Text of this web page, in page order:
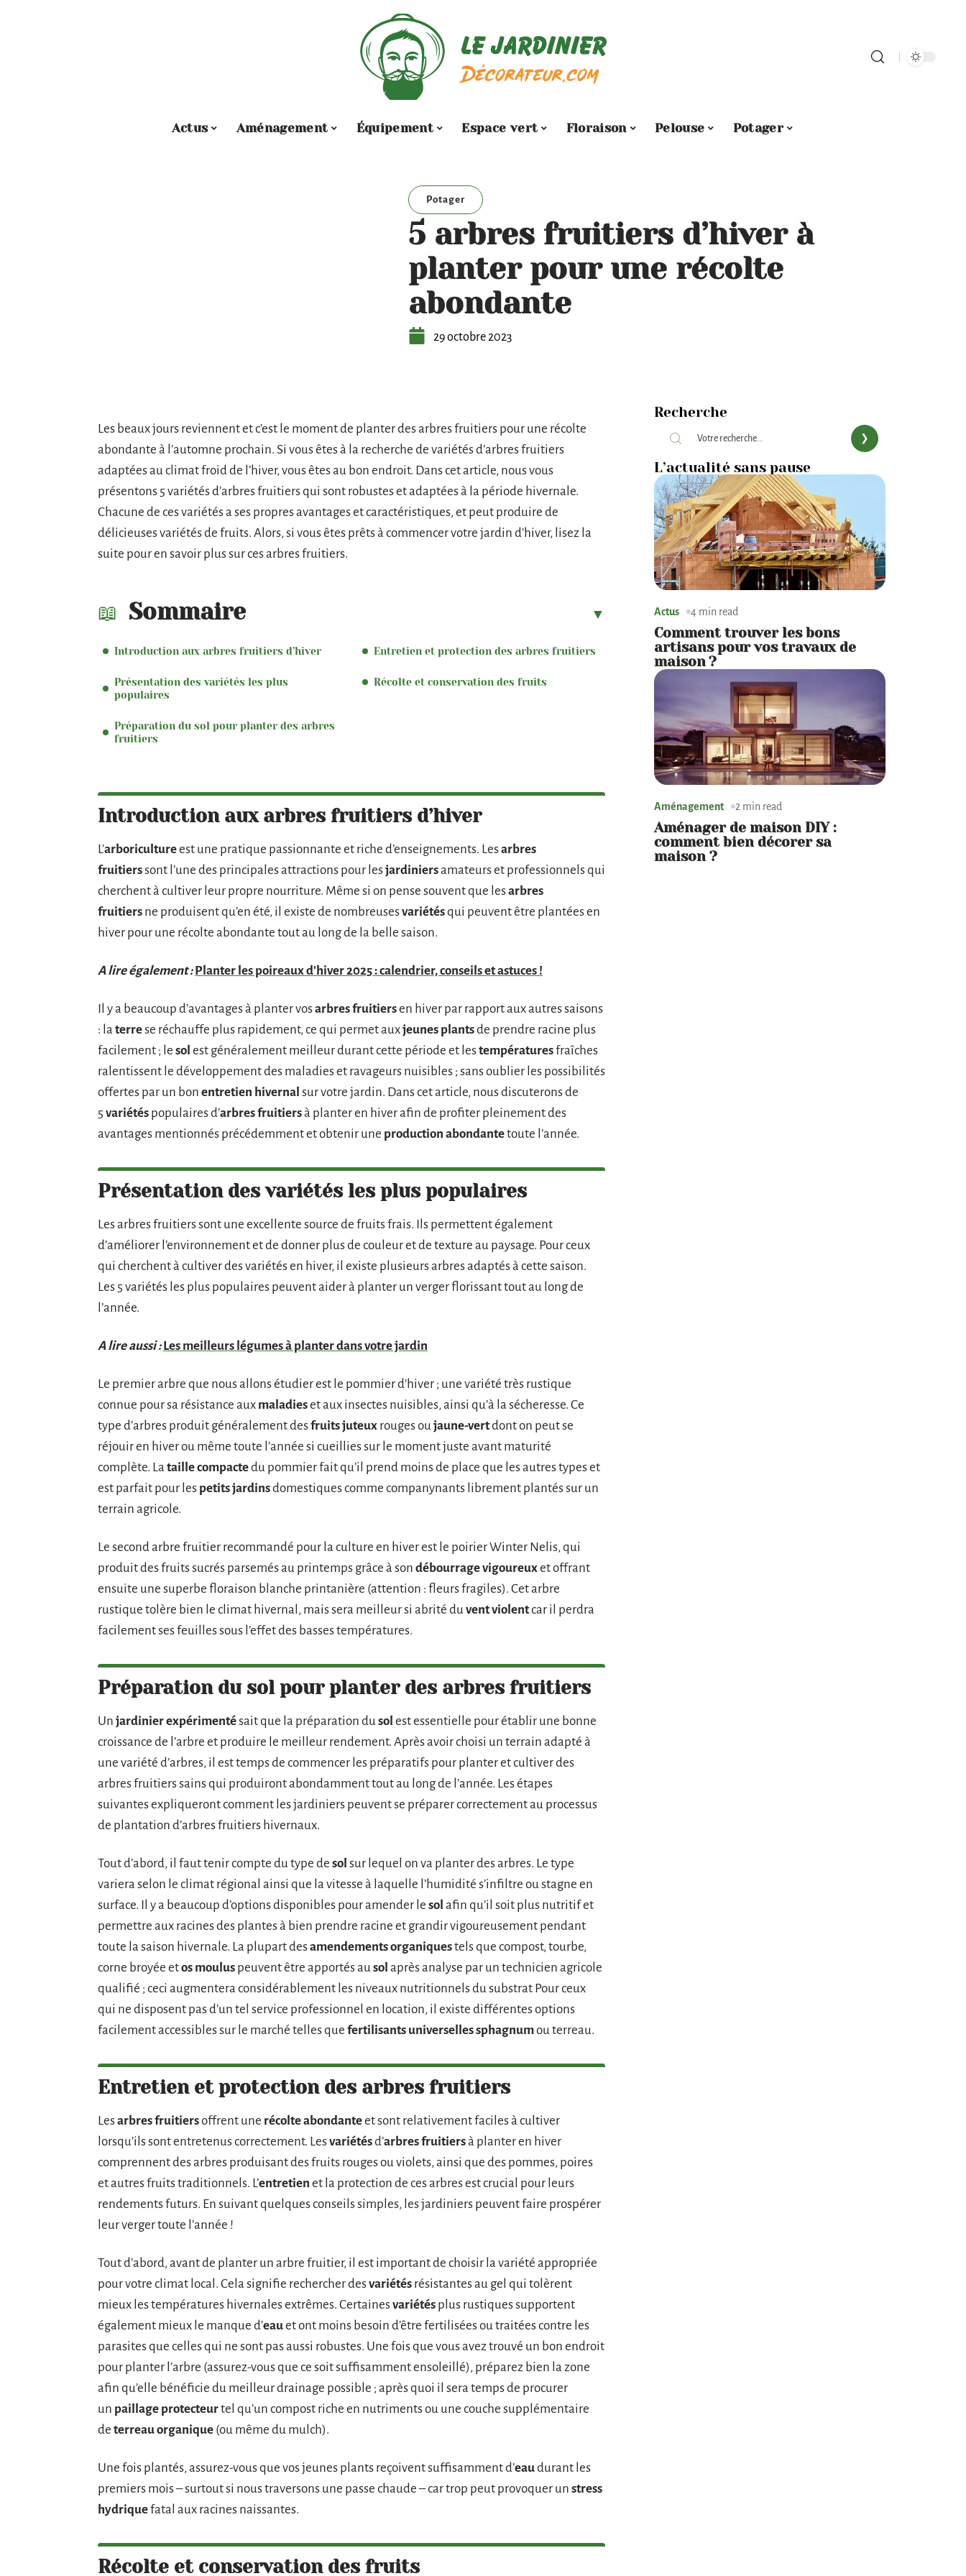
Actus Aménagement Équipement Espace vert Floraison Pelouse Potager
Potager
5 arbres fruitiers d’hiver à
planter pour une récolte
abondante
29 octobre 2023
Les beaux jours reviennent et c’est le moment de planter des arbres fruitiers pour une récolte
abondante à l’automne prochain. Si vous êtes à la recherche de variétés d’arbres fruitiers
adaptées au climat froid de l’hiver, vous êtes au bon endroit. Dans cet article, nous vous
présentons 5 variétés d’arbres fruitiers qui sont robustes et adaptées à la période hivernale.
Chacune de ces variétés a ses propres avantages et caractéristiques, et peut produire de
délicieuses variétés de fruits. Alors, si vous êtes prêts à commencer votre jardin d’hiver, lisez la
suite pour en savoir plus sur ces arbres fruitiers.
Sommaire
Introduction aux arbres fruitiers d’hiver
Présentation des variétés les plus
populaires
Préparation du sol pour planter des arbres
fruitiers
Entretien et protection des arbres fruitiers
Récolte et conservation des fruits
Introduction aux arbres fruitiers d’hiver
L’arboricultureest une pratique passionnante et riche d’enseignements. Lesarbres
fruitierssont l’une des principales attractions pour lesjardiniersamateurs et professionnels qui
cherchent à cultiver leur propre nourriture. Même si on pense souvent que lesarbres
fruitiers ne produisent qu’en été, il existe de nombreusesvariétésqui peuvent être plantées en
hiver pour une récolte abondante tout au long de la belle saison.
A lire également : Planter les poireaux d'hiver 2025 : calendrier, conseils et astuces !
Il y a beaucoup d’avantages à planter vosarbres fruitiersen hiver par rapport aux autres saisons
: la terrese réchauffe plus rapidement, ce qui permet auxjeunes plantsde prendre racine plus
facilement ; le sol est généralement meilleur durant cette période et lestempératuresfraîches
ralentissent le développement des maladies et ravageurs nuisibles ; sans oublier les possibilités
offertes par un bon entretien hivernal sur votre jardin. Dans cet article, nous discuterons de
5 variétés populaires d’arbres fruitiersà planter en hiver afin de profiter pleinement des
avantages mentionnés précédemment et obtenir une production abondantetoute l’année.
Présentation des variétés les plus populaires
Les arbres fruitiers sont une excellente source de fruits frais. Ils permettent également
d’améliorer l’environnement et de donner plus de couleur et de texture au paysage. Pour ceux
qui cherchent à cultiver des variétés en hiver, il existe plusieurs arbres adaptés à cette saison.
Les 5 variétés les plus populaires peuvent aider à planter un verger florissant tout au long de
l’année.
A lire aussi : Les meilleurs légumes à planter dans votre jardin
Le premier arbre que nous allons étudier est le pommier d’hiver ; une variété très rustique
connue pour sa résistance aux maladieset aux insectes nuisibles, ainsi qu’à la sécheresse. Ce
type d’arbres produit généralement desfruits juteux rouges oujaune-vertdont on peut se
réjouir en hiver ou même toute l’année si cueillies sur le moment juste avant maturité
complète. La taille compactedu pommier fait qu’il prend moins de place que les autres types et
est parfait pour les petits jardinsdomestiques comme companynants librement plantés sur un
terrain agricole.
Le second arbre fruitier recommandé pour la culture en hiver est le poirier Winter Nelis, qui
produit des fruits sucrés parsemés au printemps grâce à son débourrage vigoureuxet offrant
ensuite une superbe floraison blanche printanière (attention : fleurs fragiles). Cet arbre
rustique tolère bien le climat hivernal, mais sera meilleur si abrité duvent violentcar il perdra
facilement ses feuilles sous l’effet des basses températures.
Préparation du sol pour planter des arbres fruitiers
Un jardinier expérimentésait que la préparation dusol est essentielle pour établir une bonne
croissance de l’arbre et produire le meilleur rendement. Après avoir choisi un terrain adapté à
une variété d’arbres, il est temps de commencer les préparatifs pour planter et cultiver des
arbres fruitiers sains qui produiront abondamment tout au long de l’année. Les étapes
suivantes expliqueront comment les jardiniers peuvent se préparer correctement au processus
de plantation d’arbres fruitiers hivernaux.
Tout d’abord, il faut tenir compte du type de sol sur lequel on va planter des arbres. Le type
variera selon le climat régional ainsi que la vitesse à laquelle l’humidité s’infiltre ou stagne en
surface. Il y a beaucoup d’options disponibles pour amender le sol afin qu’il soit plus nutritif et
permettre aux racines des plantes à bien prendre racine et grandir vigoureusement pendant
toute la saison hivernale. La plupart desamendements organiquestels que compost, tourbe,
corne broyée etos moulus peuvent être apportés ausol après analyse par un technicien agricole
qualifié ; ceci augmentera considérablement les niveaux nutritionnels du substrat Pour ceux
qui ne disposent pas d’un tel service professionnel en location, il existe différentes options
facilement accessibles sur le marché telles que fertilisants universellessphagnumou terreau.
Entretien et protection des arbres fruitiers
Lesarbres fruitiersoffrent une récolte abondanteet sont relativement faciles à cultiver
lorsqu’ils sont entretenus correctement. Lesvariétésd’arbres fruitiersà planter en hiver
comprennent des arbres produisant des fruits rouges ou violets, ainsi que des pommes, poires
et autres fruits traditionnels. L’entretien et la protection de ces arbres est crucial pour leurs
rendements futurs. En suivant quelques conseils simples, les jardiniers peuvent faire prospérer
leur verger toute l’année !
Tout d’abord, avant de planter un arbre fruitier, il est important de choisir la variété appropriée
pour votre climat local. Cela signifie rechercher desvariétés résistantes au gel qui tolèrent
mieux les températures hivernales extrêmes. Certainesvariétés plus rustiques supportent
également mieux le manque d’eauet ont moins besoin d’être fertilisées ou traitées contre les
parasites que celles qui ne sont pas aussi robustes. Une fois que vous avez trouvé un bon endroit
pour planter l’arbre (assurez-vous que ce soit suffisamment ensoleillé), préparez bien la zone
afin qu’elle bénéficie du meilleur drainage possible ; après quoi il sera temps de procurer
un paillage protecteurtel qu’un compost riche en nutriments ou une couche supplémentaire
de terreau organique (ou même du mulch).
Une fois plantés, assurez-vous que vos jeunes plants reçoivent suffisamment d’eaudurant les
premiers mois – surtout si nous traversons une passe chaude – car trop peut provoquer un stress
hydriquefatal aux racines naissantes.
Récolte et conservation des fruits
Recherche
L’actualité sans pause
Actus 4 min read
Comment trouver les bons
artisans pour vos travaux de
maison ?
Aménagement 2 min read
Aménager de maison DIY :
comment bien décorer sa
maison ?